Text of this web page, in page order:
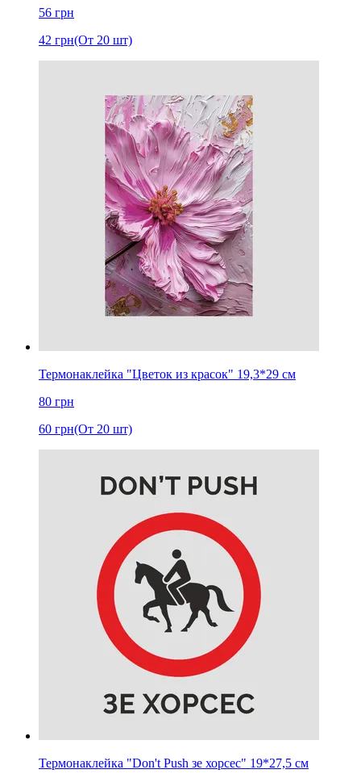
56 грн
42 грн(От 20 шт)
Термонаклейка "Цветок из красок" 19,3*29 см
80 грн
60 грн(От 20 шт)
Термонаклейка "Don't Push зе хорсес" 19*27,5 см